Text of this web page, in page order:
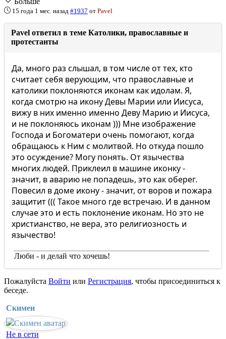
15 года 1 мес. назад #1937 от Pavel
Pavel ответил в теме Католики, православные и
протестанты
Да, много раз слышал, в том числе от тех, кто
считает себя верующим, что православные и
католики поклоняются иконам как идолам. Я,
когда смотрю на икону Девы Марии или Иисуса,
вижу в них именно именно Деву Марию и Иисуса,
и не поклоняюсь иконам ))) Мне изображение
Господа и Богоматери очень помогают, когда
обращаюсь к Ним с молитвой. Но откуда пошло
это осуждение? Могу понять. От язычества
многих людей. Приклеил в машине иконку -
значит, в аварию не попадешь, это как оберег.
Повесил в доме икону - значит, от воров и пожара
защитит ((( Такое много где встречаю. И в данном
случае это и есть поклонение иконам. Но это не
христианство, не вера, это религиозность и
язычество!
Люби - и делай что хочешь!
Пожалуйста Войти или Регистрация, чтобы присоединиться к
беседе.
Скимен
Не в сети